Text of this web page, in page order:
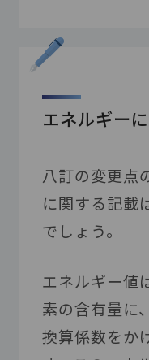
エネルギー
八訂の変更点
に関する記載
でしょう。
エネルギー値
素の含有量に
換算係数をか